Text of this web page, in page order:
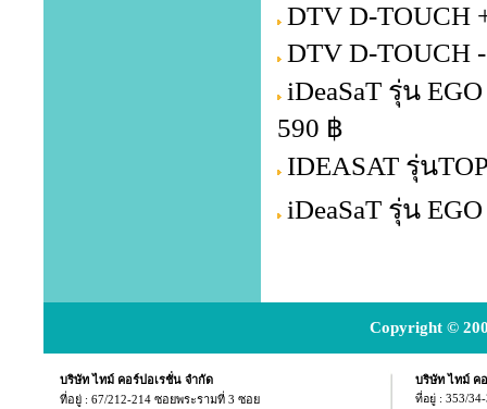
DTV D-TOUCH
DTV D-TOUCH
iDeaSaT รุ่น
590 ฿
IDEASAT รุ่น
iDeaSaT รุ่น
Copyright ©
บริษัท ไทม์ คอร์ปอเรชั่น จำกัด
ที่อยู่ : 67/212-214 ซอยพระรามที่ 3 ซอย
บริษัท ไทม์ ค
ที่อยู่ : 353/